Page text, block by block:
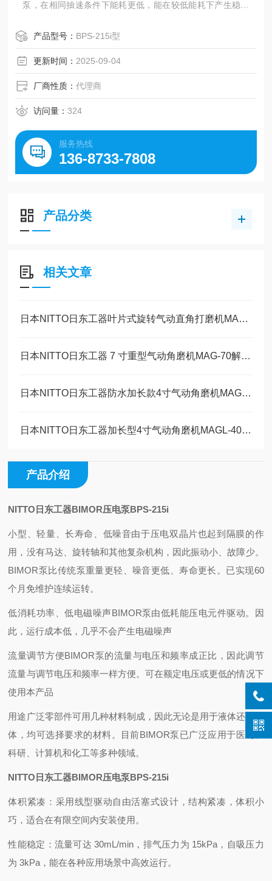
泵，在相同抽速条件下能耗更低，能在较低能耗下产生稳定
产品型号： BPS-215i型
更新时间： 2025-09-04
厂商性质：代理商
访问量：324
服务热线
136-8733-7808
产品分类
相关文章
日本NITTO日东工器叶片式旋转气动直角打磨机MAS-20B工作原理
日本NITTO日东工器 7 寸重型气动角磨机MAG-70解决方案
日本NITTO日东工器防水加长款4寸气动角磨机MAGW-40维修保养
日本NITTO日东工器加长型4寸气动角磨机MAGL-40技术参数
产品介绍
NITTO日东工器BIMOR压电泵BPS-215i
小型、轻量、长寿命、低噪音由于压电双晶片也起到隔膜的作
用，没有马达、旋转轴和其他复杂机构，因此振动小、故障少。
BIMOR泵比传统泵重量更轻、噪音更低、寿命更长。已实现60
个月免维护连续运转。
低消耗功率、低电磁噪声BIMOR泵由低耗能压电元件驱动。因
此，运行成本低，几乎不会产生电磁噪声
流量调节方便BIMOR泵的流量与电压和频率成正比，因此调节
流量与调节电压和频率一样方便。可在额定电压或更低的情况下
使用本产品
用途广泛零部件可用几种材料制成，因此无论是用于液体还是气
体，均可选择要求的材料。目前BIMOR泵已广泛应用于医药、
科研、计算机和化工等多种领域。
NITTO日东工器BIMOR压电泵BPS-215i
体积紧凑：采用线型驱动自由活塞式设计，结构紧凑，体积小
巧，适合在有限空间内安装使用。
性能稳定：流量可达 30mL/min，排气压力为 15kPa，自吸压力
为 3kPa，能在各种应用场景中高效运行。